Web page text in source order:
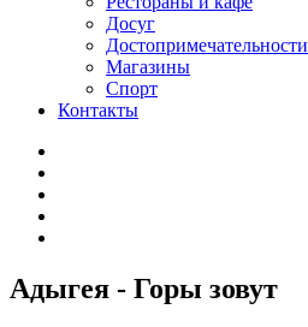
Досуг
Достопримечательности
Магазины
Спорт
Контакты
Адыгея - Горы зовут